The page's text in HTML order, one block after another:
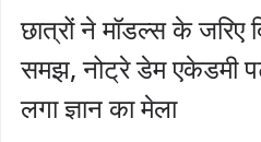
छात्रों ने मॉडल्स के जरिए
समझ, नोट्रे डेम एकेडमी
लगा ज्ञान का मेला